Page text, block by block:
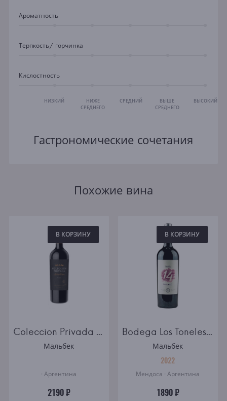
Ароматность
Терпкость/ горчинка
Кислостность
НИЗКИЙ
НИЖЕ
СРЕДНЕГО
СРЕДНИЙ
ВЫШЕ
СРЕДНЕГО
ВЫСОКИЙ
Гастрономические сочетания
Похожие вина
В КОРЗИНУ
Coleccion Privada Malbec
Мальбек
· Аргентина
2190 ₽
В КОРЗИНУ
Bodega Los Toneles Tonel 14 Malbec
Мальбек
2022
Мендоса · Аргентина
1890 ₽